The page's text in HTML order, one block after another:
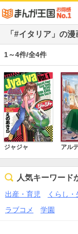
「#イタリア」の
1～4件/全4件
ジャジャ アル
人気キーワード
出産・育児 くらし・
ラブコメ
学園